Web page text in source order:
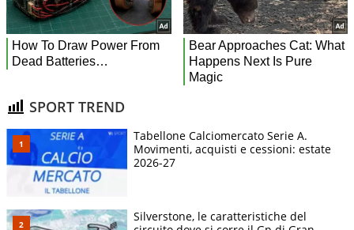
SPORT TREND
Tabellone Calciomercato Serie A.
Movimenti, acquisti e cessioni: estate
2026-27
Silverstone, le caratteristiche del